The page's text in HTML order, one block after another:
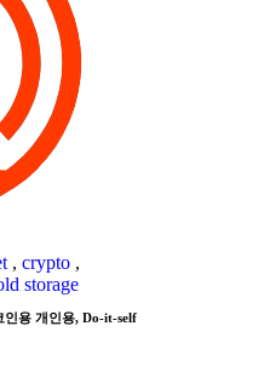
, crypto ,
storage
인용 개인용, Do-it-self